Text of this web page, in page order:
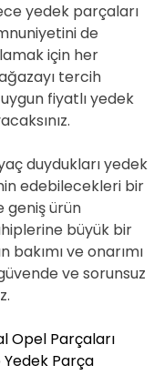
yedek parçaları
de
için her
tercih
fiyatlı yedek
duydukları yedek
edebilecekleri bir
geniş ürün
büyük bir
bakımı ve onarımı
ve sorunsuz
Opel Parçaları
Parça